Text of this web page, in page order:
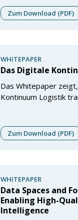
Zum Download (PDF)
WHITEPAPER
Das Digitale
Das Whitepaper
Kontinuum Logistik
Zum Download (PDF)
WHITEPAPER
Data Spaces and
Enabling High-
Intelligence